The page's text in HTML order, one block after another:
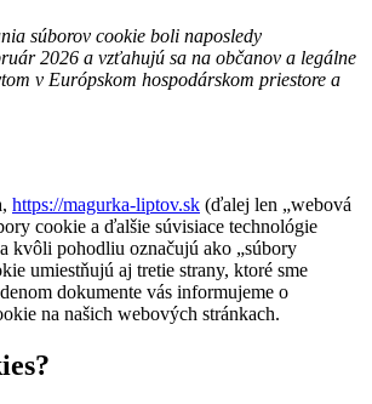
súborov cookie boli naposledy
2026 a vzťahujú sa na občanov a legálne
v Európskom hospodárskom priestore a
https://magurka-liptov.sk (ďalej len „webová
cookie a ďalšie súvisiace technológie
kvôli pohodliu označujú ako „súbory
umiestňujú aj tretie strany, ktoré sme
dokumente vás informujeme o
na našich webových stránkach.